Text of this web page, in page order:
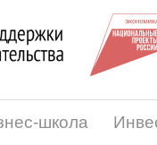
школа